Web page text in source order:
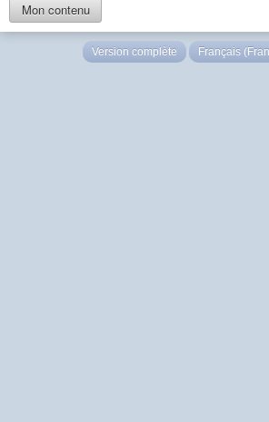
Mon contenu
Version complète Français